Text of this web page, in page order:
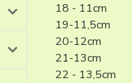
18 - 11cm
19-11,5cm
20-12cm
21-13cm
22 - 13,5cm